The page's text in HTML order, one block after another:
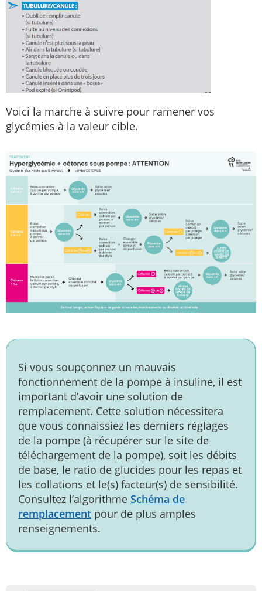
Voici la marche à suivre pour ramener vos
glycémies à la valeur cible.
Si vous soupçonnez un mauvais
fonctionnement de la pompe à insuline, il est
important d’avoir une solution de
remplacement. Cette solution nécessitera
que vous connaissiez les derniers réglages
de la pompe (à récupérer sur le site de
téléchargement de la pompe), soit les débits
de base, le ratio de glucides pour les repas et
les collations et le(s) facteur(s) de sensibilité.
Consultez l’algorithme Schéma de
remplacement pour de plus amples
renseignements.